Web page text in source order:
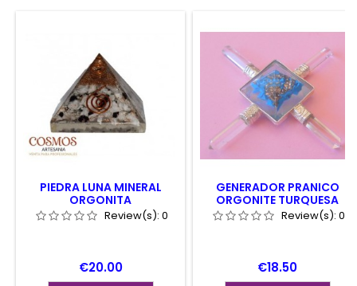
PIEDRA LUNA MINERAL
ORGONITA
Review(s): 0
Price
€20.00
GENERADOR PRANICO
ORGONITE TURQUESA
Review(s): 0
Price
€18.50